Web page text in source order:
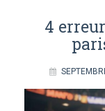
–
4